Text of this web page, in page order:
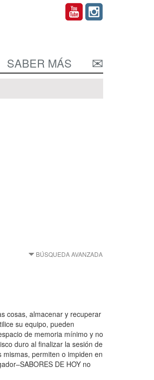
SABER MÁS
BÚSQUEDA AVANZADA
cosas, almacenar y recuperar
su equipo, pueden
de memoria mínimo y no
duro al finalizar la sesión de
permiten o impiden en
DE HOY no